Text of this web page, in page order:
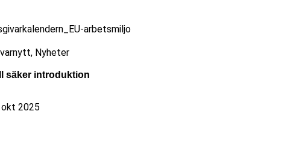
, Nyheter
säker introduktion
2025